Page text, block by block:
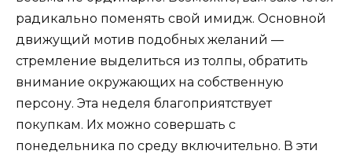
радикально поменять свой имидж. Основной
движущий мотив подобных желаний —
стремление выделиться из толпы, обратить
внимание окружающих на собственную
персону. Эта неделя благоприятствует
покупкам. Их можно совершать с
понедельника по среду включительно. В эти